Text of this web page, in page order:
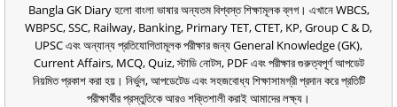
Bangla GK Diary হলো বাংলা ভাষার অন্যতম বিশ্বস্ত শিক্ষামূলক ব্লগ। এখানে WBCS,
WBPSC, SSC, Railway, Banking, Primary TET, CTET, KP, Group C & D,
UPSC এবং অন্যান্য প্রতিযোগিতামূলক পরীক্ষার জন্য General Knowledge (GK),
Current Affairs, MCQ, Quiz, স্টাডি নোটস, PDF এবং পরীক্ষার গুরুত্বপূর্ণ আপডেট
নিয়মিত প্রকাশ করা হয়। নির্ভুল, আপডেটেড এবং সহজবোধ্য শিক্ষাসামগ্রী প্রদান করে প্রতিটি
পরীক্ষার্থীর প্রস্তুতিকে আরও শক্তিশালী করাই আমাদের লক্ষ্য।